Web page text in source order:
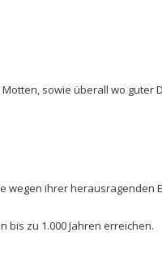
sowie überall wo guter
wegen ihrer herausragenden
bis zu 1.000 Jahren erreichen.